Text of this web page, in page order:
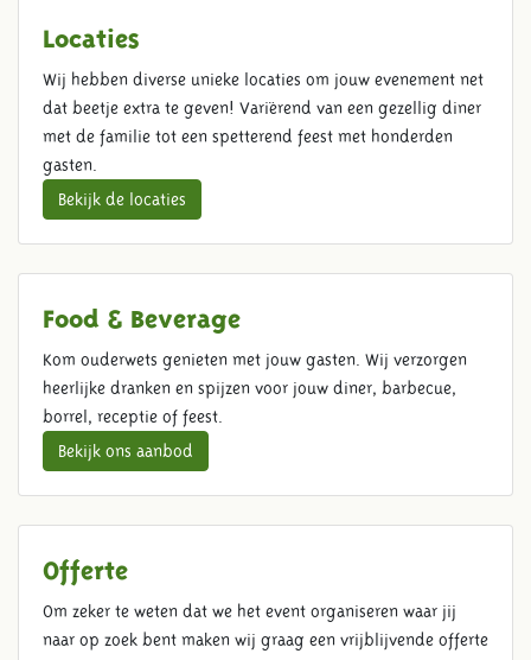
Locaties
Wij hebben diverse unieke locaties om jouw evenement net
dat beetje extra te geven! Variërend van een gezellig diner
met de familie tot een spetterend feest met honderden
gasten.
Bekijk de locaties
Food & Beverage
Kom ouderwets genieten met jouw gasten. Wij verzorgen
heerlijke dranken en spijzen voor jouw diner, barbecue,
borrel, receptie of feest.
Bekijk ons aanbod
Offerte
Om zeker te weten dat we het event organiseren waar jij
naar op zoek bent maken wij graag een vrijblijvende offerte